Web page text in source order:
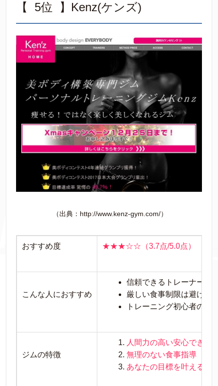
【 5位 】Kenz(ケンズ)
（出典：http://www.kenz-gym.com/）
おすすめ度 ★★★☆☆（3.7点/5.0点）
こんな人におすすめ
信頼できるトレーナーに
厳しい食事制限は避けた
トレーニング初心者の人
ジムの特徴
人間力の高い安心できる
無理のない食事指導
あなたの目標を叶える最